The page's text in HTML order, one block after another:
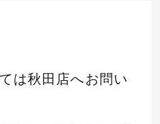
は秋田店へお問い